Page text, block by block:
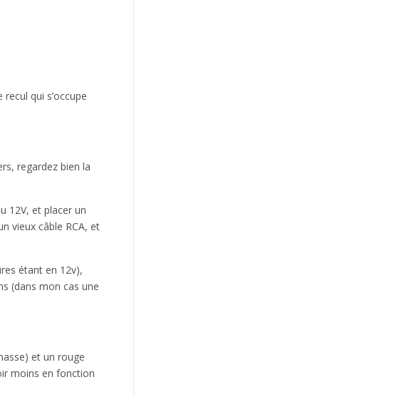
qui s’occupe
regardez bien la
12V, et placer un
vieux câble RCA, et
étant en 12v),
(dans mon cas une
et un rouge
moins en fonction